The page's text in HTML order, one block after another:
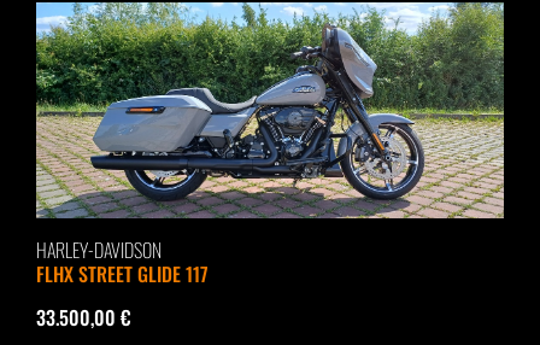
HARLEY-DAVIDSON
FLHX STREET GLIDE 117
33.500,00 €